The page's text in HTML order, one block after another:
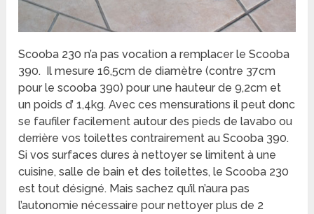
Scooba 230 n’a pas vocation a remplacer le Scooba
390. Il mesure 16,5cm de diamètre (contre 37cm
pour le scooba 390) pour une hauteur de 9,2cm et
un poids d’ 1,4kg. Avec ces mensurations il peut donc
se faufiler facilement autour des pieds de lavabo ou
derrière vos toilettes contrairement au Scooba 390.
Si vos surfaces dures à nettoyer se limitent à une
cuisine, salle de bain et des toilettes, le Scooba 230
est tout désigné. Mais sachez qu’il n’aura pas
l’autonomie nécessaire pour nettoyer plus de 2